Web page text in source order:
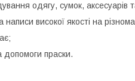
одягу, сумок, аксесуарів
високої якості на
допомоги праски.